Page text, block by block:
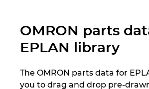
OMRON parts
EPLAN library
The OMRON parts data for
you to drag and drop pre-
Tschechische Republik
Ukraine